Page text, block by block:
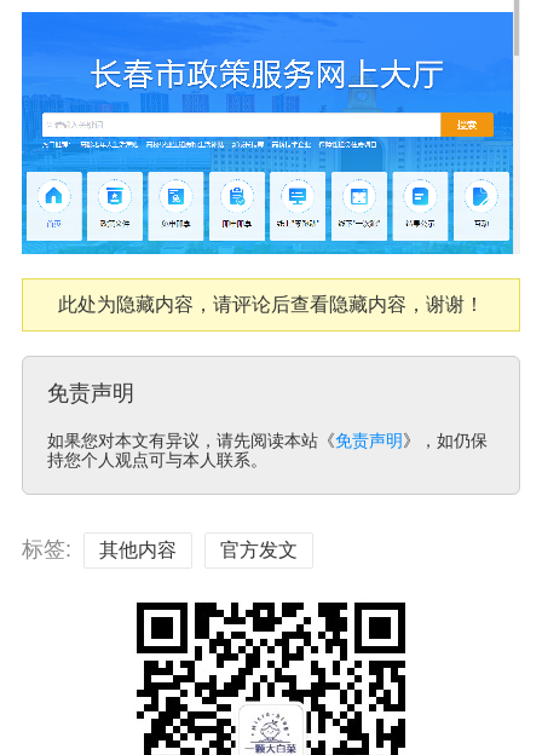
此处为隐藏内容，请评论后查看隐藏内容，谢谢！
免责声明
如果您对本文有异议，请先阅读本站《免责声明》，如仍保
持您个人观点可与本人联系。
标签: 其他内容 官方发文